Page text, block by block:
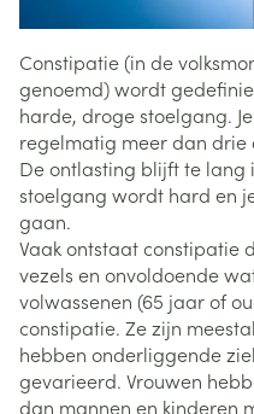
Constipatie (in de
genoemd) wordt
harde, droge stoelgang.
regelmatig meer dan drie
De ontlasting blijft te lang
stoelgang wordt hard en
gaan.
Vaak ontstaat constipatie
vezels en onvoldoende
volwassenen (65 jaar of
constipatie. Ze zijn
hebben onderliggende
gevarieerd. Vrouwen
dan mannen en kinderen